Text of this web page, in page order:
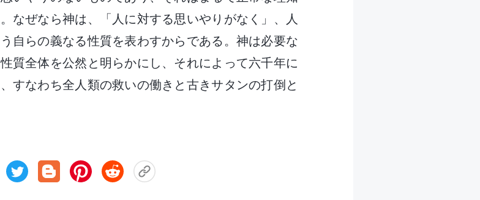
なぜなら神は、「人に対する思いやりがなく」、人
自らの義なる性質を表わすからである。神は必要な
質全体を公然と明らかにし、それによって六千年に
すなわち全人類の救いの働きと古きサタンの打倒と